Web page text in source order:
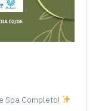
Spa Completo!